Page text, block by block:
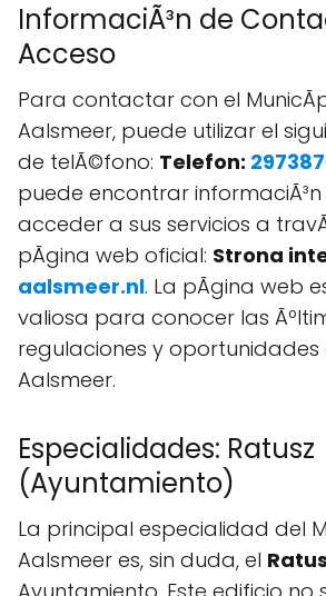
InformaciÃ³n de
Acceso
Para contactar con el
Aalsmeer, puede utilizar el
de telÃ©fono: Telefon:
puede encontrar
acceder a sus servicios a
pÃgina web oficial: Strona
aalsmeer.nl. La pÃgina web
valiosa para conocer las
regulaciones y oportunidades
Aalsmeer.
Especialidades: Ratusz
(Ayuntamiento)
La principal especialidad del
Aalsmeer es, sin duda, el